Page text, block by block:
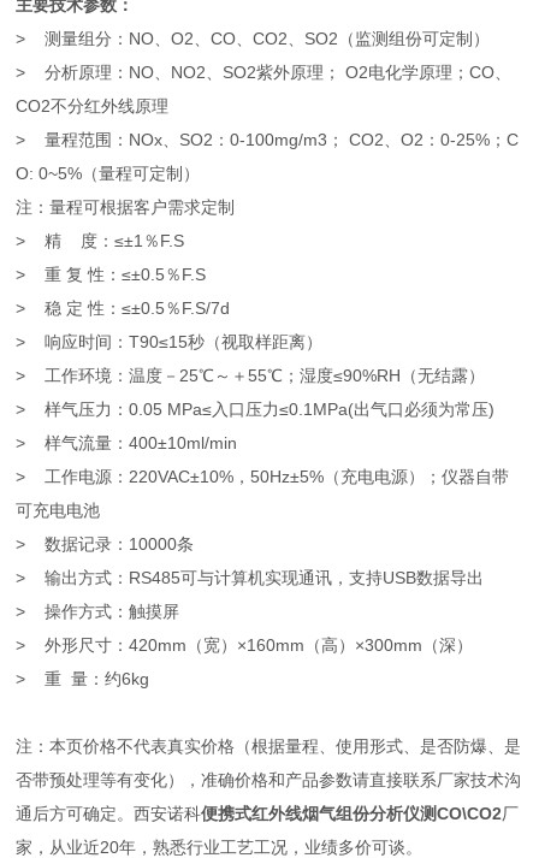
主要技术参数：
> 测量组分：NO、O2、CO、CO2、SO2（监测组份可定制）
> 分析原理：NO、NO2、SO2紫外原理； O2电化学原理；CO、
CO2不分红外线原理
> 量程范围：NOx、SO2：0-100mg/m3； CO2、O2：0-25%；C
O: 0~5%（量程可定制）
注：量程可根据客户需求定制
> 精 度：≤±1％F.S
> 重 复 性：≤±0.5％F.S
> 稳 定 性：≤±0.5％F.S/7d
> 响应时间：T90≤15秒（视取样距离）
> 工作环境：温度－25℃～＋55℃；湿度≤90%RH（无结露）
> 样气压力：0.05 MPa≤入口压力≤0.1MPa(出气口必须为常压)
> 样气流量：400±10ml/min
> 工作电源：220VAC±10%，50Hz±5%（充电电源）；仪器自带
可充电电池
> 数据记录：10000条
> 输出方式：RS485可与计算机实现通讯，支持USB数据导出
> 操作方式：触摸屏
> 外形尺寸：420mm（宽）×160mm（高）×300mm（深）
> 重 量：约6kg
注：本页价格不代表真实价格（根据量程、使用形式、是否防爆、是
否带预处理等有变化），准确价格和产品参数请直接联系厂家技术沟
通后方可确定。西安诺科便携式红外线烟气组份分析仪测CO\CO2厂
家，从业近20年，熟悉行业工艺工况，业绩多价可谈。